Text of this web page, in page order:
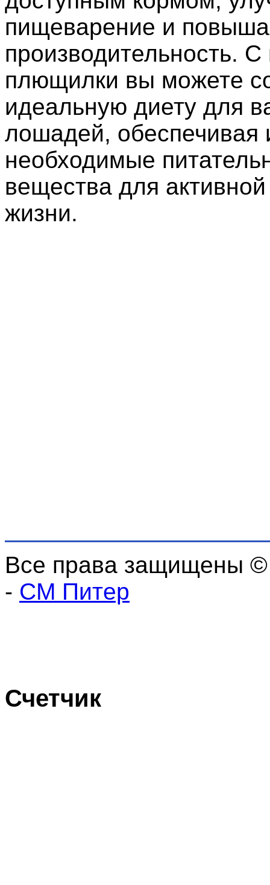
пищеварение и
производительность.
плющилки вы можете
идеальную диету для
лошадей, обеспечивая
необходимые
вещества для
жизни.
Все права защищены
- СМ Питер
Счетчик